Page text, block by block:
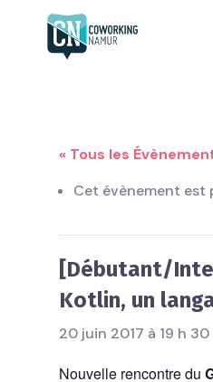
« Tous les
Cet évènement est
[Débutant/
Kotlin, un
20 juin 2017 à 19 h 30
Nouvelle rencontre du